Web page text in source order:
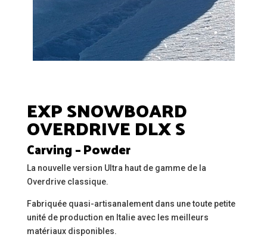
EXP SNOWBOARD
OVERDRIVE DLX S
Carving – Powder
La nouvelle version Ultra haut de gamme de la
Overdrive classique.
Fabriquée quasi-artisanalement dans une toute petite
unité de production en Italie avec les meilleurs
matériaux disponibles.